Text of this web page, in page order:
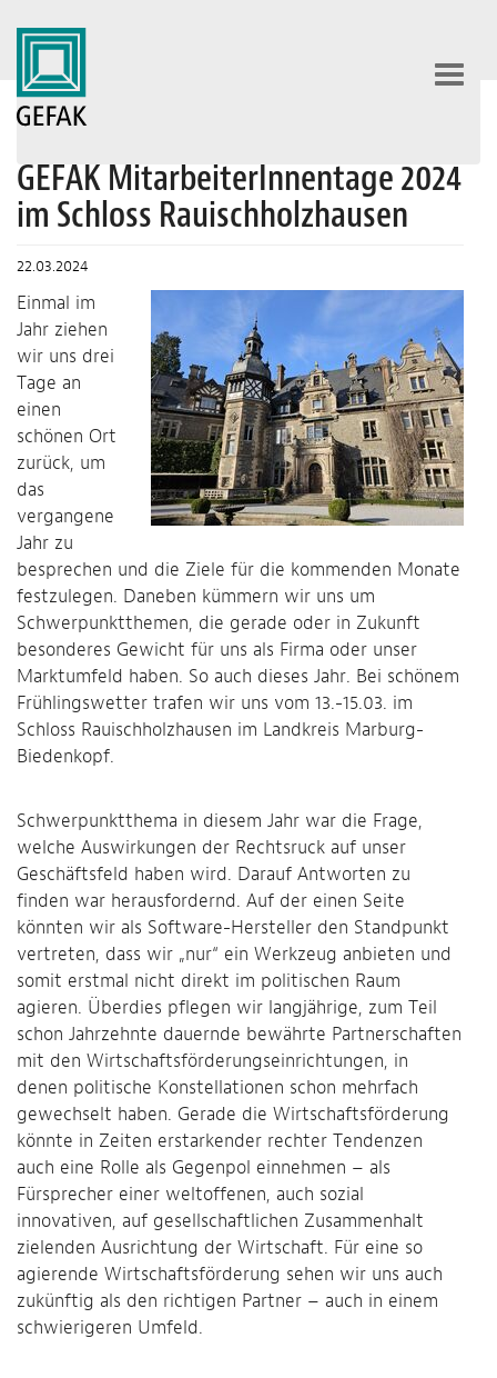
GEFAK MitarbeiterInnentage 2024
im Schloss Rauischholzhausen
22.03.2024
Einmal im
Jahr ziehen
wir uns drei
Tage an
einen
schönen Ort
zurück, um
das
vergangene
Jahr zu
besprechen und die Ziele für die kommenden Monate
festzulegen. Daneben kümmern wir uns um
Schwerpunktthemen, die gerade oder in Zukunft
besonderes Gewicht für uns als Firma oder unser
Marktumfeld haben. So auch dieses Jahr. Bei schönem
Frühlingswetter trafen wir uns vom 13.-15.03. im
Schloss Rauischholzhausen im Landkreis Marburg-
Biedenkopf.
Schwerpunktthema in diesem Jahr war die Frage,
welche Auswirkungen der Rechtsruck auf unser
Geschäftsfeld haben wird. Darauf Antworten zu
finden war herausfordernd. Auf der einen Seite
könnten wir als Software-Hersteller den Standpunkt
vertreten, dass wir „nur“ ein Werkzeug anbieten und
somit erstmal nicht direkt im politischen Raum
agieren. Überdies pflegen wir langjährige, zum Teil
schon Jahrzehnte dauernde bewährte Partnerschaften
mit den Wirtschaftsförderungseinrichtungen, in
denen politische Konstellationen schon mehrfach
gewechselt haben. Gerade die Wirtschaftsförderung
könnte in Zeiten erstarkender rechter Tendenzen
auch eine Rolle als Gegenpol einnehmen – als
Fürsprecher einer weltoffenen, auch sozial
innovativen, auf gesellschaftlichen Zusammenhalt
zielenden Ausrichtung der Wirtschaft. Für eine so
agierende Wirtschaftsförderung sehen wir uns auch
zukünftig als den richtigen Partner – auch in einem
schwierigeren Umfeld.